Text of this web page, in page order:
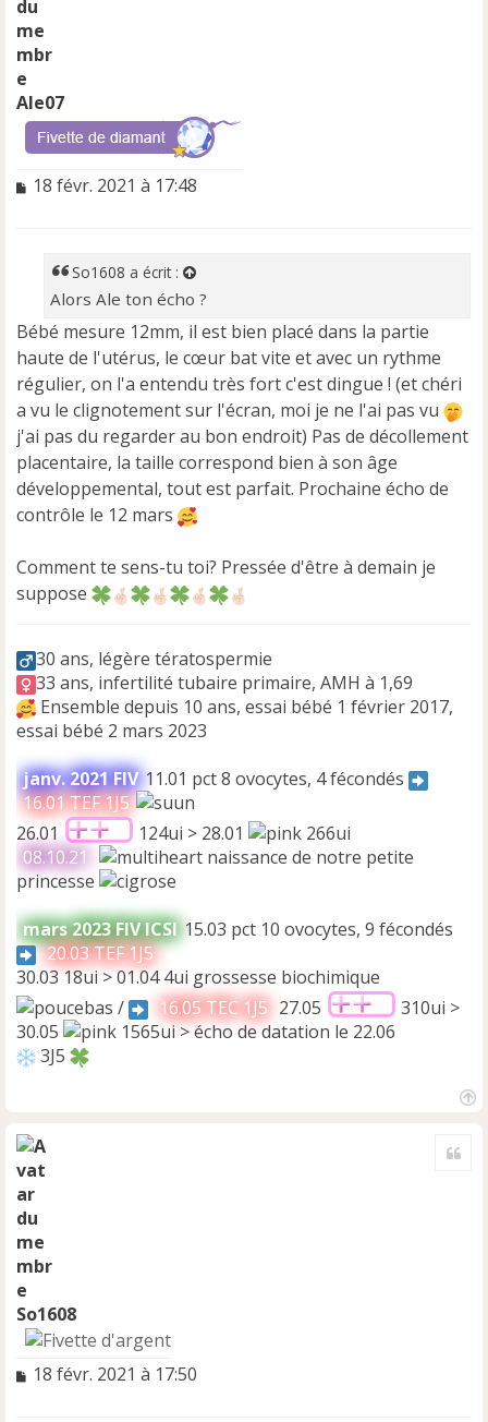
Ale07
M
n
o
n
l
u
18 févr. 2021 à 17:48
So1608 a écrit :
Alors Ale ton écho ?
Bébé mesure 12mm, il est bien placé dans la partie
haute de l'utérus, le cœur bat vite et avec un rythme
régulier, on l'a entendu très fort c'est dingue ! (et chéri
a vu le clignotement sur l'écran, moi je ne l'ai pas vu
j'ai pas du regarder au bon endroit) Pas de décollement
placentaire, la taille correspond bien à son âge
développemental, tout est parfait. Prochaine écho de
contrôle le 12 mars
Comment te sens-tu toi? Pressée d'être à demain je
suppose
30 ans, légère tératospermie
33 ans, infertilité tubaire primaire, AMH à 1,69
Ensemble depuis 10 ans, essai bébé 1 février 2017,
essai bébé 2 mars 2023
janv. 2021 FIV 11.01 pct 8 ovocytes, 4 fécondés
16.01 TEF 1J5
26.01
124ui > 28.01
266ui
08.10.21
naissance de notre petite
princesse
mars 2023 FIV ICSI 15.03 pct 10 ovocytes, 9 fécondés
20.03 TEF 1J5
30.03 18ui > 01.04 4ui grossesse biochimique
/
16.05 TEC 1J5 27.05
310ui >
30.05
1565ui > écho de datation le 22.06
3J5
So1608
M
18 févr. 2021 à 17:50